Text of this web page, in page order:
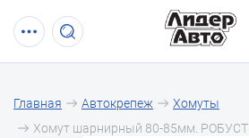
Главная Автокрепеж
Хомуты
Хомут шарнирный 80-85мм. РОБУСТ